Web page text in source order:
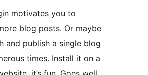
motivates you to
blog posts. Or maybe
and publish a single blog
times. Install it on a